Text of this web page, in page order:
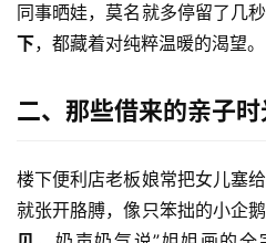
同事晒娃，莫名就多停留了几
下，都藏着对纯粹温暖的渴望。
二、那些借来的亲子时
楼下便利店老板娘常把女儿塞
就张开胳膊，像只笨拙的小企